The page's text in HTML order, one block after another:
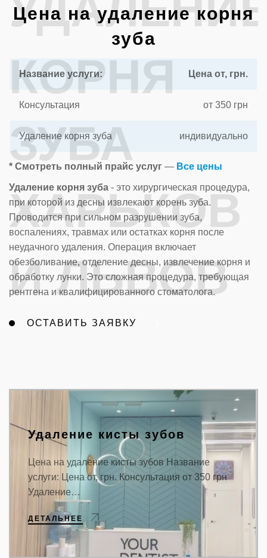
КОРНЯ
ЗУБА
ХАРЬКОВ
И ЛЬВОВ
Цена на удаление корня
зуба
Название услуги: Цена от, грн.
Консультация от 350 грн
Удаление корня зуба индивидуально
* Смотреть полный прайс услуг — Все цены
Удаление корня зуба - это хирургическая процедура,
при которой из десны извлекают корень зуба.
Проводится при сильном разрушении зуба,
воспалениях, травмах или остатках корня после
неудачного удаления. Операция включает
обезболивание, отделение десны, извлечение корня и
обработку лунки. Это сложная процедура, требующая
рентгена и квалифицированного стоматолога.
ОСТАВИТЬ ЗАЯВКУ
Удаление кисты зубов
Цена на удаление кисты зубов Название
услуги: Цена от, грн. Консультация от 350 грн
Удаление…
ДЕТАЛЬНЕЕ